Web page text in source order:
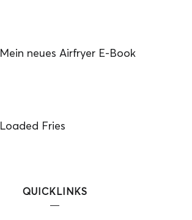
Mein neues Airfryer E-Book
Loaded Fries
QUICKLINKS